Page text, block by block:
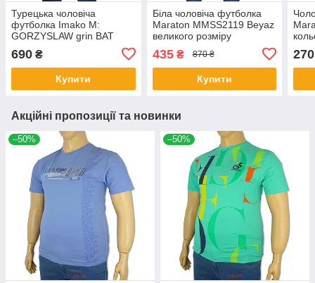
Турецька чоловіча
футболка Imako M:
GORZYSLAW grin BAT
690 ₴
Купити
Біла чоловіча футболка
Maraton MMSS2119 Beyaz
великого розміру
435₴ 870 ₴
Купити
270
Акційні пропозиції та новинки
–50% –50%